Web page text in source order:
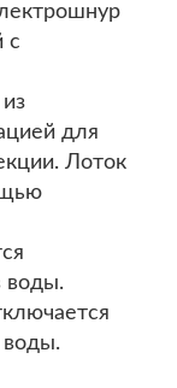
с
для
Лоток
воды.
воды.